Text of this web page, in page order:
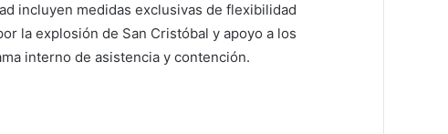
incluyen medidas exclusivas de flexibilidad
la explosión de San Cristóbal y apoyo a los
interno de asistencia y contención.